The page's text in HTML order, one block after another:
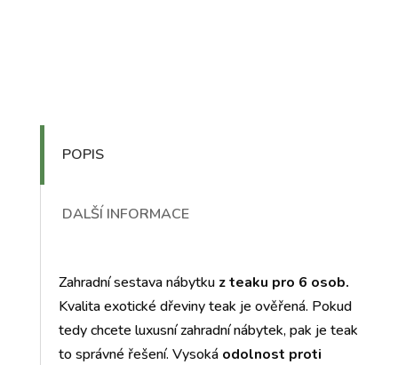
POPIS
DALŠÍ INFORMACE
Zahradní sestava nábytku z teaku pro 6 osob.
Kvalita exotické dřeviny teak je ověřená. Pokud
tedy chcete luxusní zahradní nábytek, pak je teak
to správné řešení. Vysoká odolnost proti